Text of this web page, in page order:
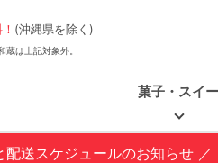
(沖縄県を除く)
は上記対象外。
菓子・スイ
配送スケジュールのお知らせ ／